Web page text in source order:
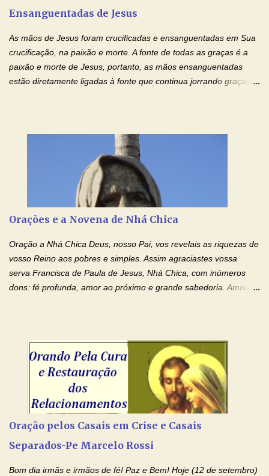
interesse, não se irrita, não guarda rancor. Não se alegra com a
Ensanguentadas de Jesus
As mãos de Jesus foram crucificadas e ensanguentadas em Sua
crucificação, na paixão e morte. A fonte de todas as graças é a
paixão e morte de Jesus, portanto, as mãos ensanguentadas
estão diretamente ligadas à fonte que continua jorrando graças
ensanguentadas, chagadas e abertas, sobre mim, neste
momento. Sinto-me completamente sem forças para prosseguir,
carregando as minhas cruzes. Preciso que a força e o poder de
Tuas Mãos, que suportaram a mais profunda dor ao serem
pregadas na Cruz, reergam-me e curem-me agora. Jesus, não
peço somente por mim, mas também por todos aqueles que mais
amo. Nós precisamos desesperadamente de cura física e
espiritual, através do toque consolador de tuas Mãos
ensanguentadas e infinitamente poderosas. Eu reconheço,
apesar de toda a minha limitação e da infinidade dos meus ...
Orações e a Novena de Nhá Chica
Oração a Nhá Chica Deus, nosso Pai, vos revelais as riquezas de
vosso Reino aos pobres e simples. Assim agraciastes vossa
serva Francisca de Paula de Jesus, Nhá Chica, com inúmeros
dons: fé profunda, amor ao próximo e grande sabedoria. Amou a
Senhor Jesus Cristo, vosso Filho, na unidade do Espírito Santo.
Amém. Novena a Nhá Chica (Oração para obter os favores
celestiais através da intercessão da Serva de Deus Nhá Chica)
(Rezar durante nove dias seguidos ou intercalados) Nhá Chica,
recorro a vós como intercessora entre a Bondade Divina e as
necessidades humanas. Peço-vos, como favor espiritual, que
entregueis nas mãos do Santíssimo o meu pedido urgente (Fazer
o pedido). Acolhei, Nhá Chica, no vosso coração bondoso as
Oração pelos Casais em Crise e Casais
Separados-Pe Marcelo Rossi
Bom dia irmãs e irmãos de fé! Paz e Bem! Hoje (12 de setembro)